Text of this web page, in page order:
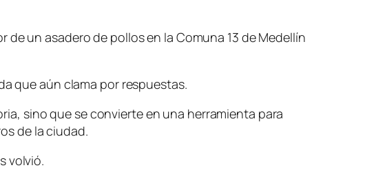
un asadero de pollos en la Comuna 13 de Medellín
que aún clama por respuestas.
sino que se convierte en una herramienta para
de la ciudad.
volvió.